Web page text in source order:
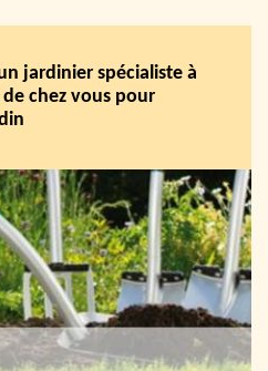
jardinier spécialiste à
chez vous pour